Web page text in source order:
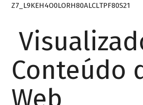
Z7_L9KEH4O0LORH80ALCLTPF80S21
Conteúdo
Web